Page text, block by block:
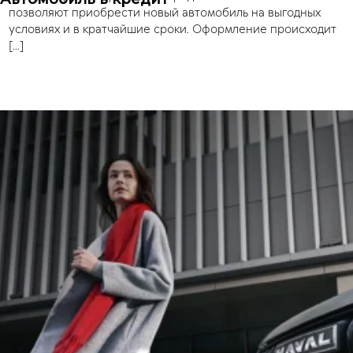
позволяют приобрести новый автомобиль на выгодных
условиях и в кратчайшие сроки. Оформление происходит
[…]